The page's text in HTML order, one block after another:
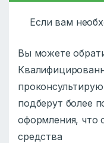
Если вам
Вы можете
подберут более
оформления, что
средства